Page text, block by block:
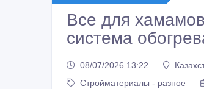
Все для
система
08/07/2026 13:22
Стройматериалы - разное